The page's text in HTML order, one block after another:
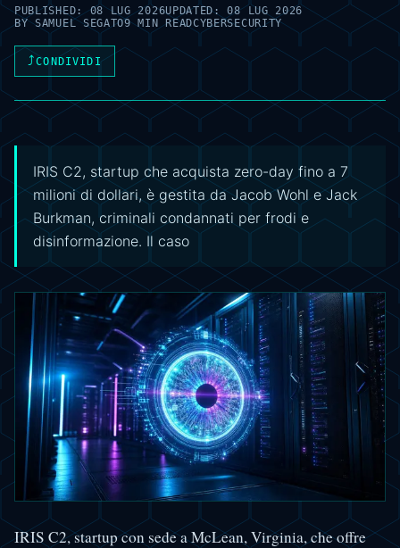
PUBLISHED:08 LUG 2026UPDATED:08 LUG 2026
BYSAMUEL SEGATO9 MIN READCYBERSECURITY
⤴CONDIVIDI
IRIS C2, startup che acquista zero-day fino a 7
milioni di dollari, è gestita da Jacob Wohl e Jack
Burkman, criminali condannati per frodi e
disinformazione. Il caso
IRIS C2, startup con sede a McLean, Virginia, che offre